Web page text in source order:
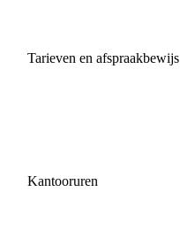
Tarieven en afspraakbewijs
Kantooruren